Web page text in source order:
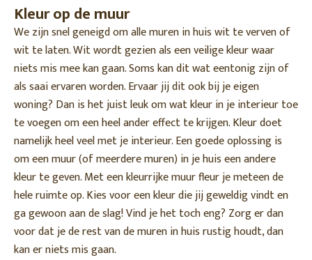
Kleur op de muur
We zijn snel geneigd om alle muren in huis wit te verven of
wit te laten. Wit wordt gezien als een veilige kleur waar
niets mis mee kan gaan. Soms kan dit wat eentonig zijn of
als saai ervaren worden. Ervaar jij dit ook bij je eigen
woning? Dan is het juist leuk om wat kleur in je interieur toe
te voegen om een heel ander effect te krijgen. Kleur doet
namelijk heel veel met je interieur. Een goede oplossing is
om een muur (of meerdere muren) in je huis een andere
kleur te geven. Met een kleurrijke muur fleur je meteen de
hele ruimte op. Kies voor een kleur die jij geweldig vindt en
ga gewoon aan de slag! Vind je het toch eng? Zorg er dan
voor dat je de rest van de muren in huis rustig houdt, dan
kan er niets mis gaan.